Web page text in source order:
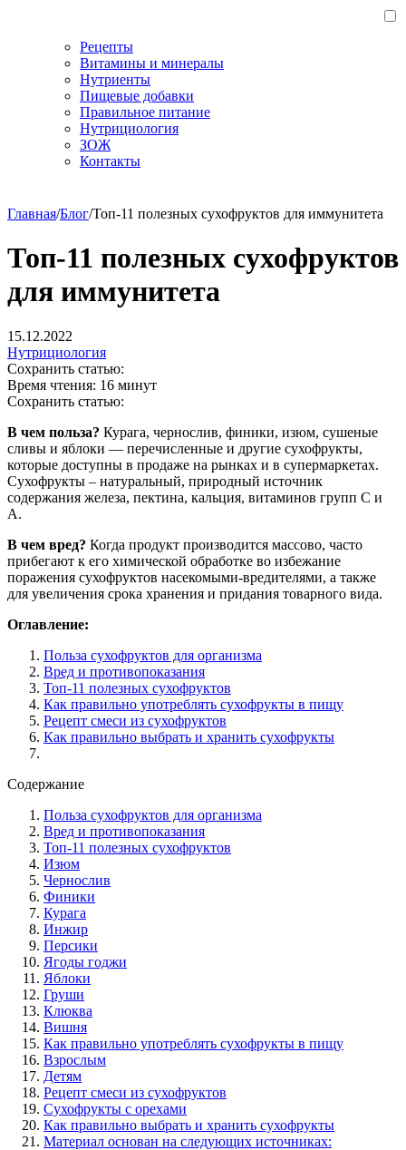
Рецепты
Витамины и минералы
Нутриенты
Пищевые добавки
Правильное питание
Нутрициология
ЗОЖ
Контакты
Главная/Блог/Топ-11 полезных сухофруктов для иммунитета
Топ-11 полезных сухофруктов
для иммунитета
15.12.2022
Нутрициология
Сохранить статью:
Время чтения: 16 минут
Сохранить статью:
В чем польза? Курага, чернослив, финики, изюм, сушеные
сливы и яблоки — перечисленные и другие сухофрукты,
которые доступны в продаже на рынках и в супермаркетах.
Сухофрукты – натуральный, природный источник
содержания железа, пектина, кальция, витаминов групп C и
A.
В чем вред? Когда продукт производится массово, часто
прибегают к его химической обработке во избежание
поражения сухофруктов насекомыми-вредителями, а также
для увеличения срока хранения и придания товарного вида.
Оглавление:
Польза сухофруктов для организма
Вред и противопоказания
Топ-11 полезных сухофруктов
Как правильно употреблять сухофрукты в пищу
Рецепт смеси из сухофруктов
Как правильно выбрать и хранить сухофрукты
Содержание
Польза сухофруктов для организма
Вред и противопоказания
Топ-11 полезных сухофруктов
Изюм
Чернослив
Финики
Курага
Инжир
Персики
Ягоды годжи
Яблоки
Груши
Клюква
Вишня
Как правильно употреблять сухофрукты в пищу
Взрослым
Детям
Рецепт смеси из сухофруктов
Сухофрукты с орехами
Как правильно выбрать и хранить сухофрукты
Материал основан на следующих источниках: